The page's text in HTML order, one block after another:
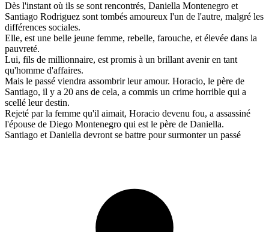
Dès l'instant où ils se sont rencontrés, Daniella Montenegro et
Santiago Rodriguez sont tombés amoureux l'un de l'autre, malgré les
différences sociales.
Elle, est une belle jeune femme, rebelle, farouche, et élevée dans la
pauvreté.
Lui, fils de millionnaire, est promis à un brillant avenir en tant
qu'homme d'affaires.
Mais le passé viendra assombrir leur amour. Horacio, le père de
Santiago, il y a 20 ans de cela, a commis un crime horrible qui a
scellé leur destin.
Rejeté par la femme qu'il aimait, Horacio devenu fou, a assassiné
l'épouse de Diego Montenegro qui est le père de Daniella.
Santiago et Daniella devront se battre pour surmonter un passé